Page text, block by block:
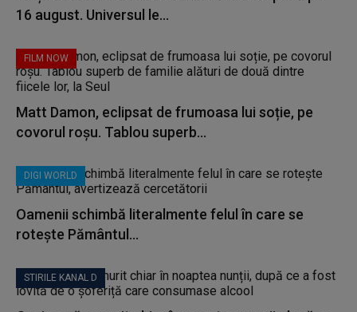
16 august. Universul le...
FILM NOW
Matt Damon, eclipsat de frumoasa lui soție, pe
covorul roșu. Tablou superb...
DIGI WORLD
Oamenii schimbă literalmente felul în care se
rotește Pământul...
STIRILE KANAL D